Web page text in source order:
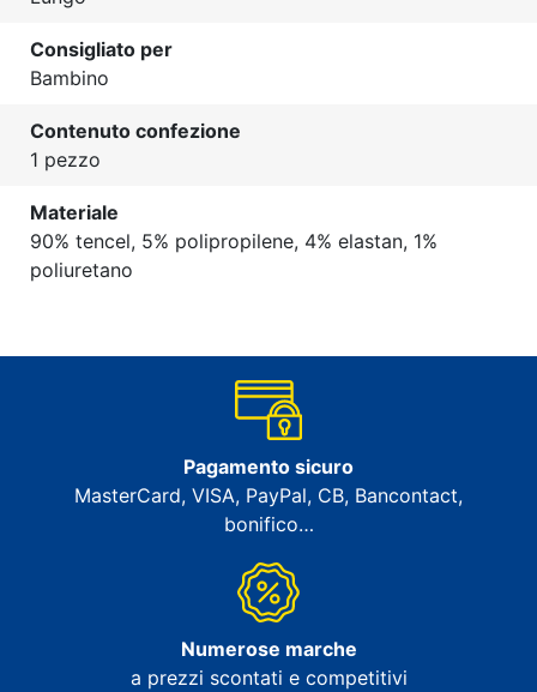
Consigliato per
Bambino
Contenuto confezione
1 pezzo
Materiale
90% tencel, 5% polipropilene, 4% elastan, 1%
poliuretano
Pagamento sicuro
MasterCard, VISA, PayPal, CB, Bancontact,
bonifico…
Numerose marche
a prezzi scontati e competitivi